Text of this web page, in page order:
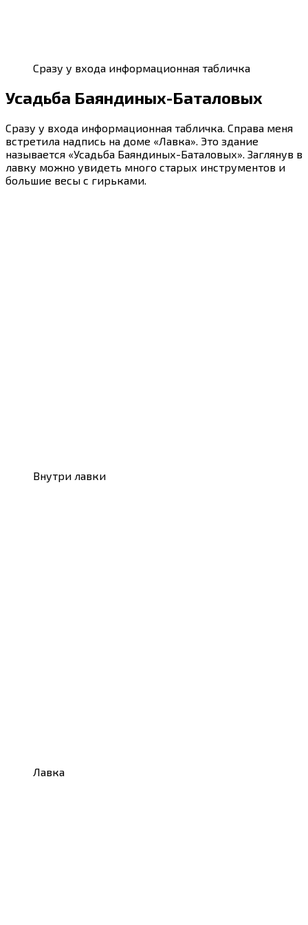
Сразу у входа информационная табличка
Усадьба Баяндиных-Баталовых
Сразу у входа информационная табличка. Справа меня
встретила надпись на доме «Лавка». Это здание
называется «Усадьба Баяндиных-Баталовых». Заглянув в
лавку можно увидеть много старых инструментов и
большие весы с гирьками.
Внутри лавки
Лавка